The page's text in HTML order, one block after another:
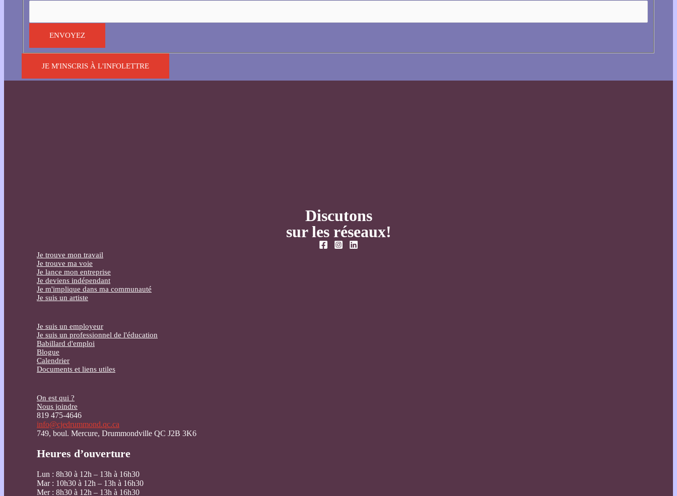
JE M'INSCRIS À L'INFOLETTRE
Discutons
sur les réseaux!
Je trouve mon travail
Je trouve ma voie
Je lance mon entreprise
Je deviens indépendant
Je m'implique dans ma communauté
Je suis un artiste
Je suis un employeur
Je suis un professionnel de l'éducation
Babillard d'emploi
Blogue
Calendrier
Documents et liens utiles
On est qui ?
Nous joindre
819 475-4646
info@cjedrummond.qc.ca
749, boul. Mercure, Drummondville QC J2B 3K6
Heures d’ouverture
Lun : 8h30 à 12h – 13h à 16h30
Mar : 10h30 à 12h – 13h à 16h30
Mer : 8h30 à 12h – 13h à 16h30